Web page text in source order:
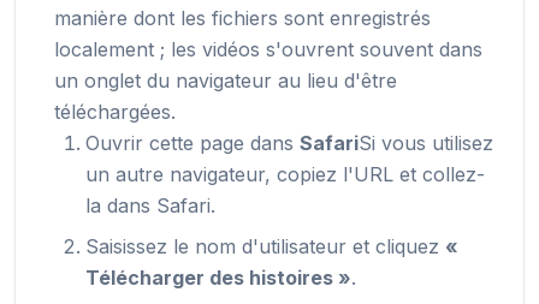
manière dont les fichiers sont enregistrés
localement ; les vidéos s'ouvrent souvent dans
un onglet du navigateur au lieu d'être
téléchargées.
Ouvrir cette page dans SafariSi vous utilisez
un autre navigateur, copiez l'URL et collez-
la dans Safari.
Saisissez le nom d'utilisateur et cliquez «
Télécharger des histoires ».